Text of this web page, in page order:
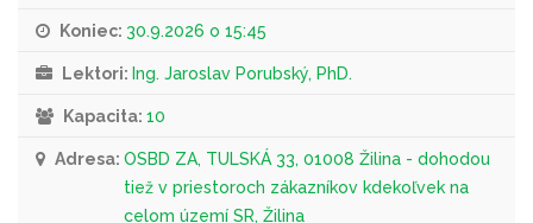
Koniec: 30.9.2026 o 15:45
Lektori: Ing. Jaroslav Porubský, PhD.
Kapacita: 10
Adresa: OSBD ZA, TULSKÁ 33, 01008 Žilina - dohodou
tiež v priestoroch zákazníkov kdekoľvek na
celom území SR, Žilina